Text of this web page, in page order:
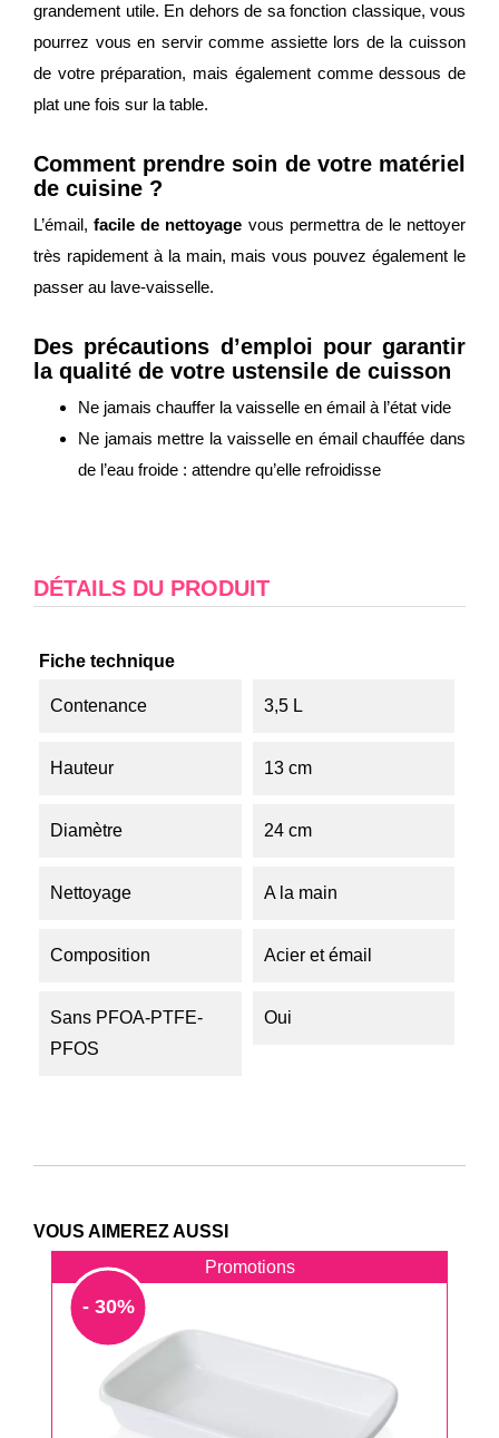
grandement utile. En dehors de sa fonction classique, vous
pourrez vous en servir comme assiette lors de la cuisson
de votre préparation, mais également comme dessous de
plat une fois sur la table.
Comment prendre soin de votre matériel
de cuisine ?
L’émail,facile de nettoyage vous permettra de le nettoyer
très rapidement à la main, mais vous pouvez également le
passer au lave-vaisselle.
Des précautions d’emploi pour garantir
la qualité de votre ustensile de cuisson
Ne jamais chauffer la vaisselle en émail à l’état vide
Ne jamais mettre la vaisselle en émail chauffée dans
de l’eau froide : attendre qu’elle refroidisse
DÉTAILS DU PRODUIT
Fiche technique
Contenance 3,5 L
Hauteur 13 cm
Diamètre 24 cm
Nettoyage A la main
Composition Acier et émail
Sans PFOA-PTFE-
PFOS
Oui
VOUS AIMEREZ AUSSI
Promotions
- 30%